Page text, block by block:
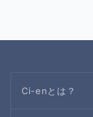
Ci-enとは？